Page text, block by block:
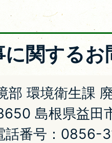
に関する
部 環境衛生課
島根県益田
話番号：0856-